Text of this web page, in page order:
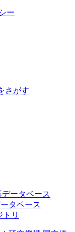
ー
さがす
ータベース
タベース
リ